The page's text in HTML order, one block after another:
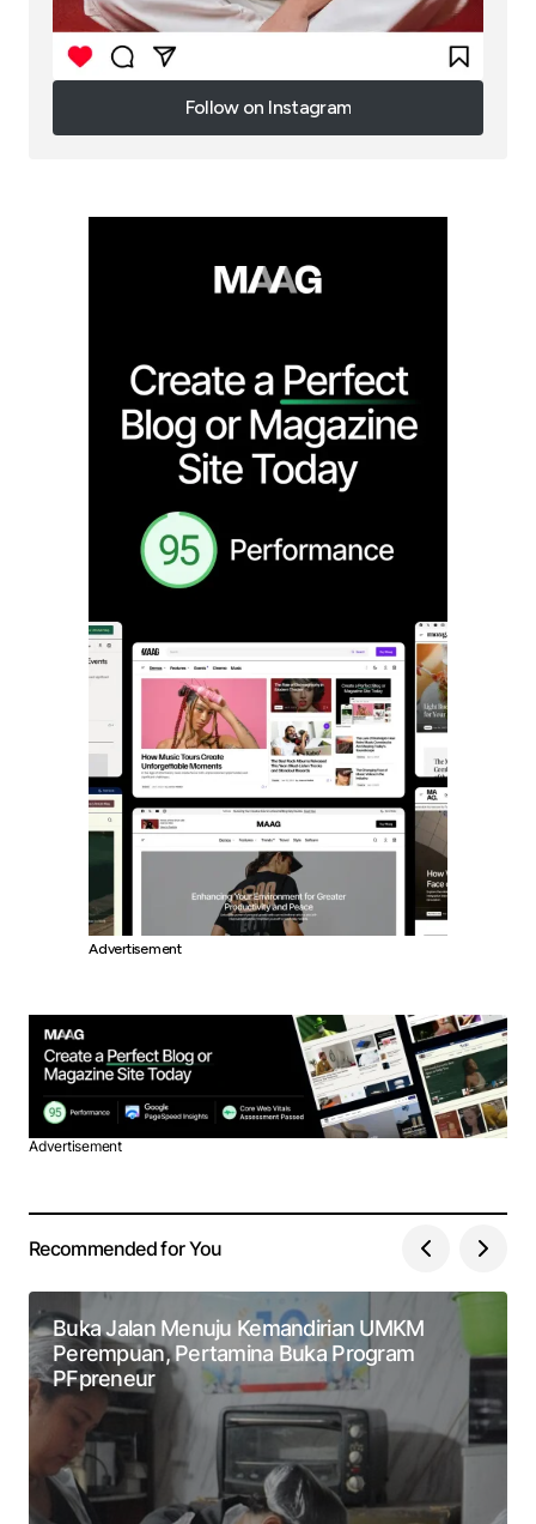
Follow on Instagram
Follow on Instagram
Advertisement
Advertisement
Recommended for You
Buka Jalan Menuju Kemandirian UMKM
Perempuan, Pertamina Buka Program
PFpreneur